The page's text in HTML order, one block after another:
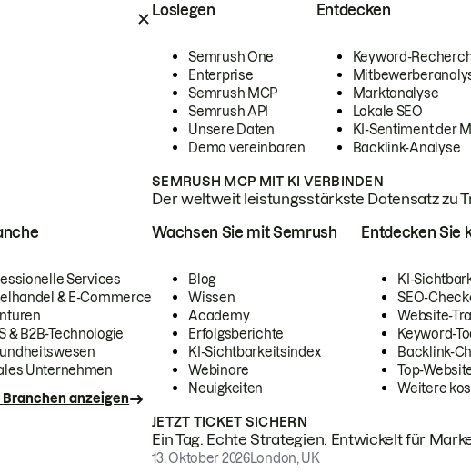
Loslegen
Semrush One
Enterprise
Semrush MCP
Semrush API
Unsere Daten
Demo vereinbaren
Entdecken
Keyword-
Marktanalyse
Lokale SEO
KI-Sentiment der
Backlink-Analyse
SEMRUSH MCP MIT KI VERBINDEN
Der weltweit leistungsstärkste Datensatz zu
Services
& E-Commerce
& B2B-Technologie
Unternehmen
Branchen anzeigen
Wachsen Sie mit Semrush
Blog
Wissen
Academy
Erfolgsberichte
KI-Sichtbarkeitsindex
Webinare
Neuigkeiten
Entdecken Sie
KI-
SEO-
Website-
Keyword-
Backlink-
Top-
Weitere
JETZT TICKET SICHERN
Ein Tag. Echte Strategien. Entwickelt für
13. Oktober 2026London, UK